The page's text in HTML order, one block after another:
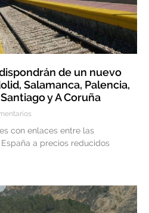
de un nuevo
Salamanca, Palencia,
y A Coruña
con enlaces entre las
a precios reducidos